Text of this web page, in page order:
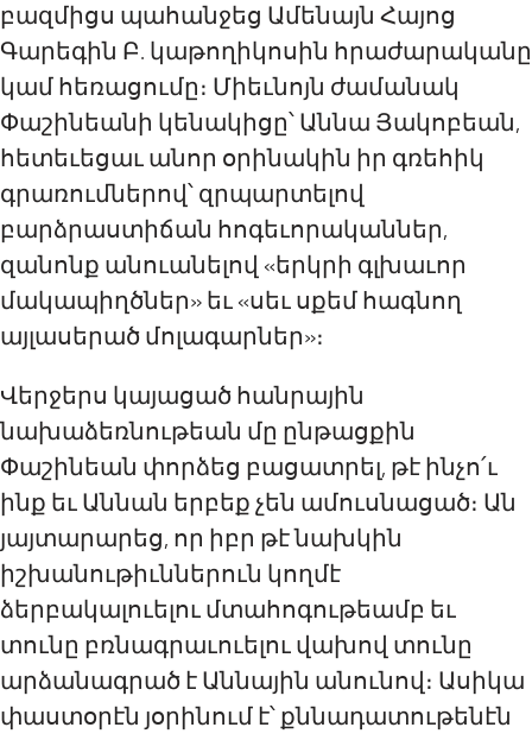
բազմիցս պահանջեց Ամենայն Հայոց
Գարեգին Բ. կաթողիկոսին հրաժարականը
կամ հեռացումը։ Միեւնոյն ժամանակ
Փաշինեանի կենակիցը՝ Աննա Յակոբեան,
հետեւեցաւ անոր օրինակին իր գռեհիկ
գրառումներով՝ զրպարտելով
բարձրաստիճան հոգեւորականներ,
զանոնք անուանելով «երկրի գլխաւոր
մակապիղծներ» եւ «սեւ սքեմ հագնող
այլասերած մոլագարներ»։
Վերջերս կայացած հանրային
նախաձեռնութեան մը ընթացքին
Փաշինեան փորձեց բացատրել, թէ ինչո՛ւ
ինք եւ Աննան երբեք չեն ամուսնացած։ Ան
յայտարարեց, որ իբր թէ նախկին
իշխանութիւններուն կողմէ
ձերբակալուելու մտահոգութեամբ եւ
տունը բռնագրաւուելու վախով տունը
արձանագրած է Աննային անունով։ Ասիկա
փաստօրէն յօրինում է՝ քննադատութենէն